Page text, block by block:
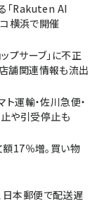
「Rakuten AI
横浜で開催
プサーブ」に不正
舗関連情報も流出
運輸・佐川急便・
や引受停止も
額17％増。買い物
日本郵便で配送遅